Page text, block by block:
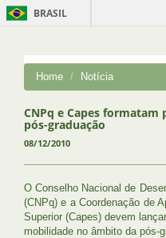
BRASIL
Home Notícia
CNPq e Capes
pós-graduação
08/12/2010
O Conselho Nacional de
(CNPq) e a Coordenação de
Superior (Capes) devem
mobilidade no âmbito da pós-